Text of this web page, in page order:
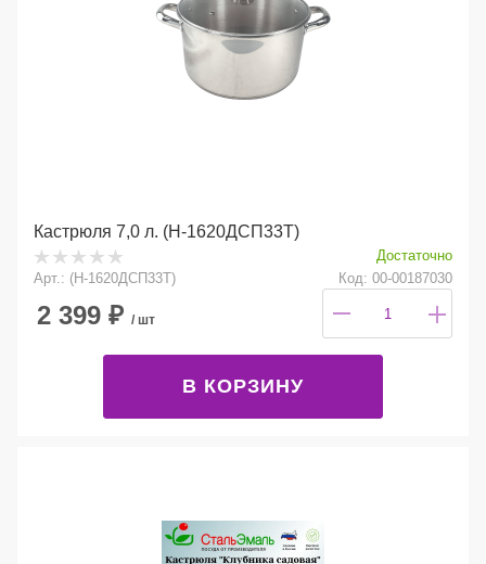
Кастрюля 7,0 л. (Н-1620ДСП33Т)
Достаточно
Арт.: (Н-1620ДСП33Т)
Код: 00-00187030
2 399 ₽ / шт
В КОРЗИНУ